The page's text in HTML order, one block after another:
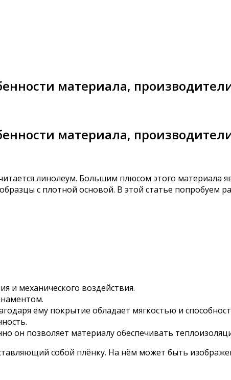
материала,
материала,
линолеум. Большим плюсом этого материала
с плотной основой. В этой статье попробуем
и механического воздействия.
ему покрытие обладает мягкостью и
он позволяет материалу обеспечивать
собой плёнку. На нём может быть